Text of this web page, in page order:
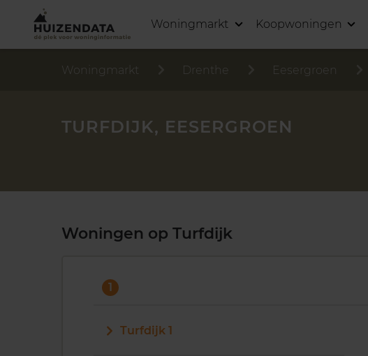
Woningmarkt Koopwoningen
Woningmarkt Drenthe Eesergroen
TURFDIJK, EESERGROEN
Woningen op Turfdijk
1
Turfdijk 1